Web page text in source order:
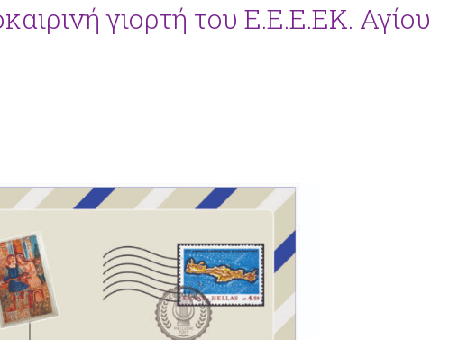
γιορτή του Ε.Ε.Ε.ΕΚ. Αγίου